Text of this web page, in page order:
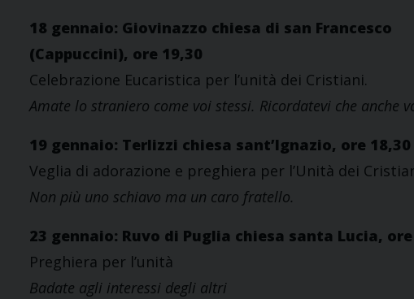
18 gennaio: Giovinazzo chiesa di san Francesco
(Cappuccini), ore 19,30
Celebrazione Eucaristica per l’unità dei Cristiani.
Amate lo straniero come voi stessi. Ricordatevi che anche
19 gennaio: Terlizzi chiesa sant’Ignazio, ore 18,30
Veglia di adorazione e preghiera per l’Unità dei
Non più uno schiavo ma un caro fratello.
23 gennaio: Ruvo di Puglia chiesa santa Lucia,
Preghiera per l’unità
Badate agli interessi degli altri